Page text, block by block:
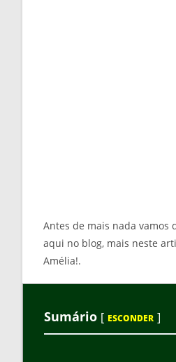
Antes de mais nada vamos
aqui no blog, mais neste
Amélia!.
Sumário [ ESCONDER ]